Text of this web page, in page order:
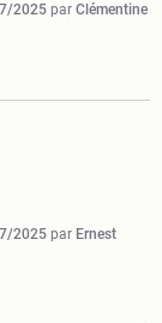
2025 par Clémentine
2025 par Ernest